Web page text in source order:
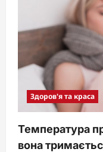
без
зайвого
Здоров'я та краса
Температура
вона